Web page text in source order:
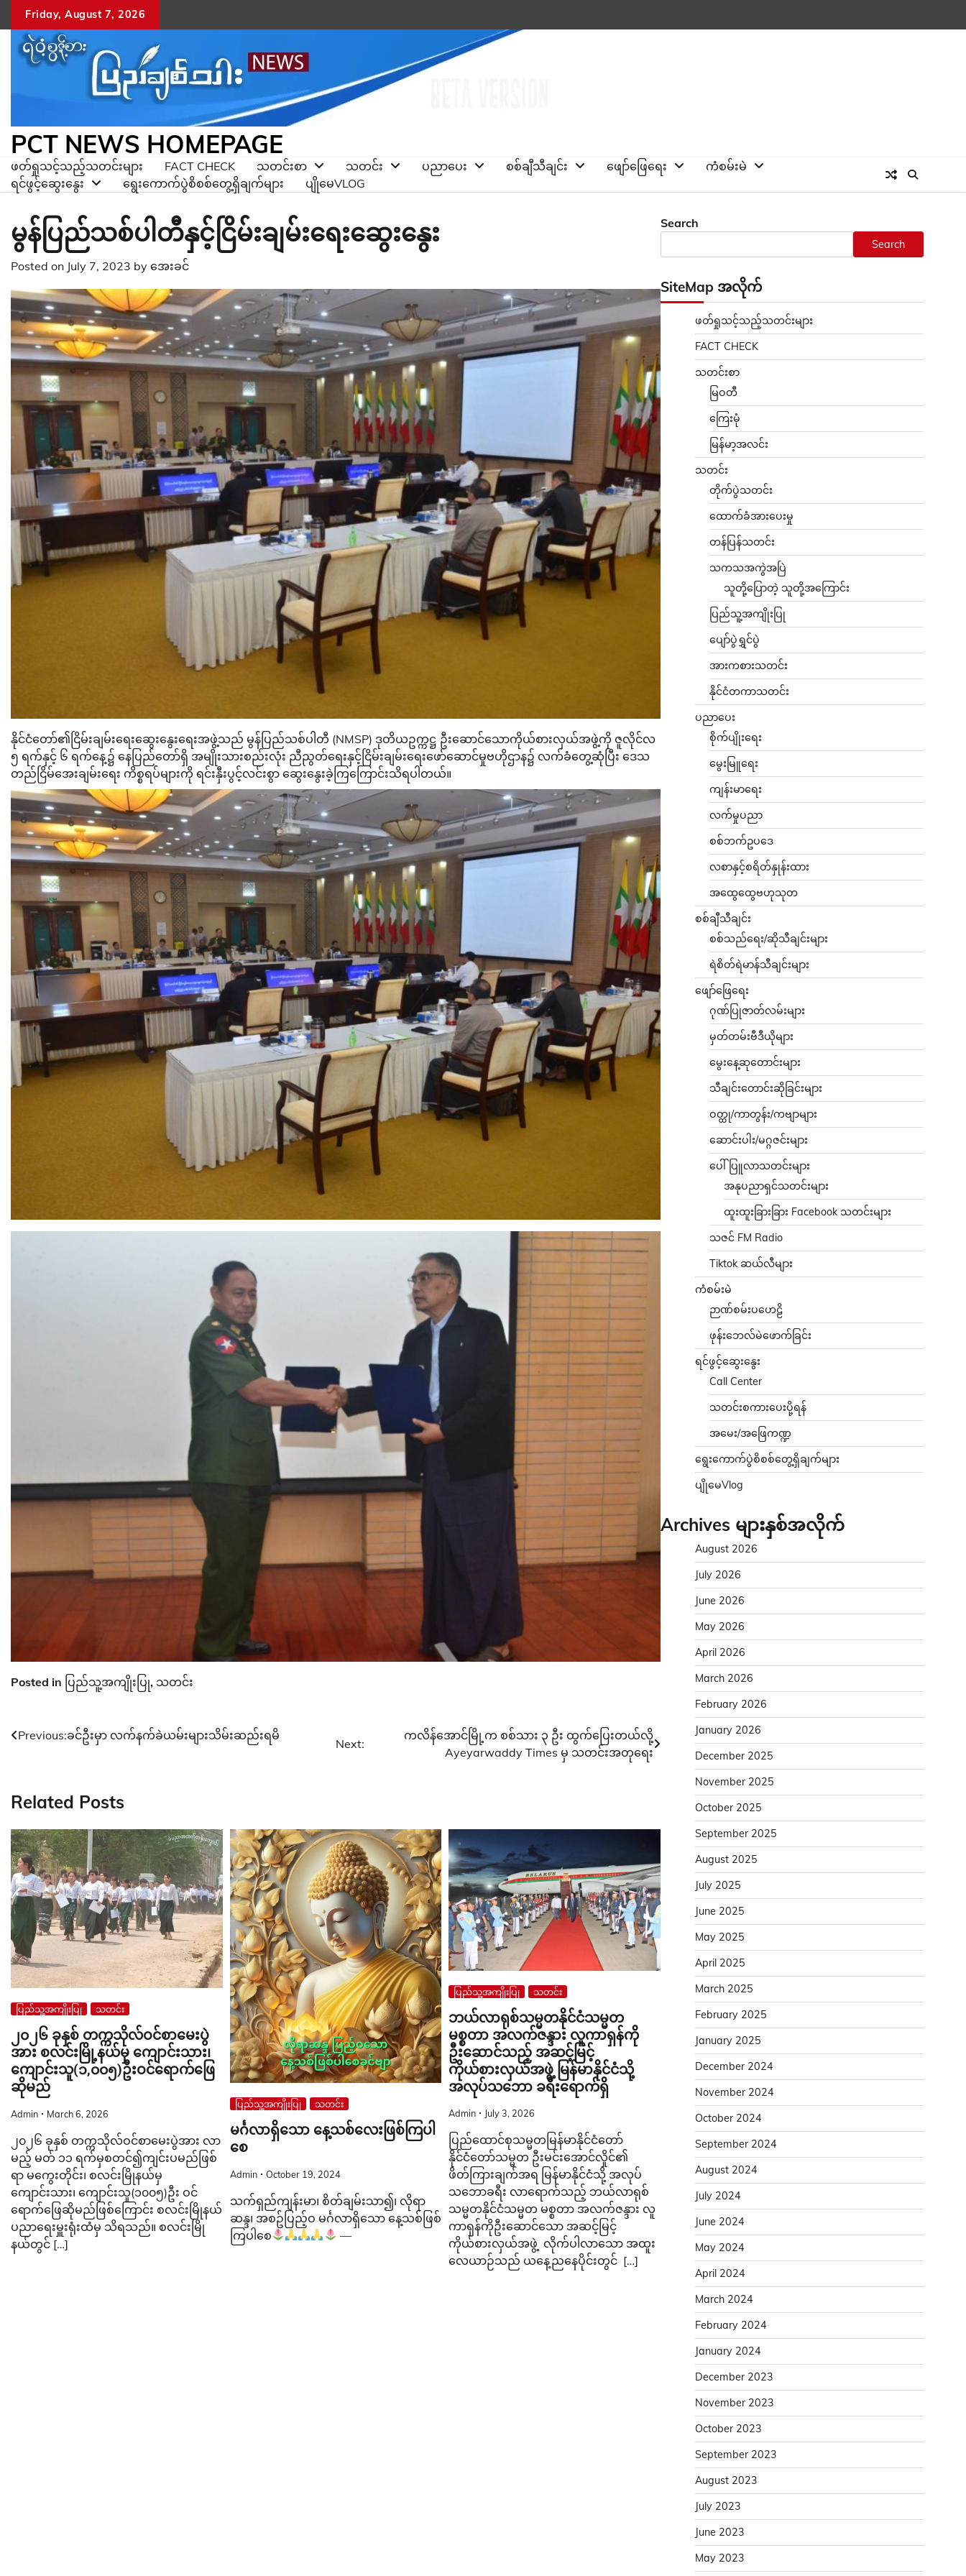
content
Friday, August 7, 2026
PCT NEWS HOMEPAGE
ဖတ်ရှုသင့်သည့်သတင်းများ FACT CHECK သတင်းစာ သတင်း ပညာပေး စစ်ချီသီချင်း ဖျော်ဖြေရေး
ကံစမ်းမဲ
ရင်ဖွင့်ဆွေးနွေး
ရွေးကောက်ပွဲစိစစ်တွေ့ရှိချက်များ ပျိုမေVLOG
မွန်ပြည်သစ်ပါတီနှင့်ငြိမ်းချမ်းရေးဆွေးနွေး
Posted on July 7, 2023 by အေးခင်
နိုင်ငံတော်၏ငြိမ်းချမ်းရေးဆွေးနွေးရေးအဖွဲ့သည် မွန်ပြည်သစ်ပါတီ (NMSP) ဒုတိယဥက္ကဋ္ဌ ဦးဆောင်သောကိုယ်စားလှယ်အဖွဲ့ကို ဇူလိုင်လ
၅ ရက်နှင့် ၆ ရက်နေ့၌ နေပြည်တော်ရှိ အမျိုးသားစည်းလုံး ညီညွတ်ရေးနှင့်ငြိမ်းချမ်းရေးဖော်ဆောင်မှုဗဟိုဌာန၌ လက်ခံတွေ့ဆုံပြီး ဒေသ
တည်ငြိမ်အေးချမ်းရေး ကိစ္စရပ်များကို ရင်းနှီးပွင့်လင်းစွာ ဆွေးနွေးခဲ့ကြကြောင်းသိရပါတယ်။
Posted in ပြည်သူ့အကျိုးပြု, သတင်း
Post
Previous:ခင်ဦးမှာ လက်နက်ခဲယမ်းများသိမ်းဆည်းရမိ
Next:
ကလိန်အောင်မြို့က စစ်သား ၃ ဦး ထွက်ပြေးတယ်လို့
Ayeyarwaddy Times မှ သတင်းအတုရေး
Related Posts
ပြည်သူ့အကျိုးပြု သတင်း
၂၀၂၆ ခုနှစ် တက္ကသိုလ်ဝင်စာမေးပွဲ
အား စလင်းမြို့နယ်မှ ကျောင်းသား၊
ကျောင်းသူ(၁,၀၀၅)ဦးဝင်ရောက်ဖြေ
ဆိုမည်
Admin March 6, 2026
၂၀၂၆ ခုနှစ် တက္ကသိုလ်ဝင်စာမေးပွဲအား လာ
မည့် မတ် ၁၁ ရက်မှစတင်၍ကျင်းပမည်ဖြစ်
ရာ မကွေးတိုင်း၊ စလင်းမြိုနယ်မှ
ကျောင်းသား၊ ကျောင်းသူ(၁၀၀၅)ဦး ဝင်
ရောက်ဖြေဆိုမည်ဖြစ်ကြောင်း စလင်းမြိုနယ်
ပညာရေးမှူးရုံးထံမှ သိရသည်။ စလင်းမြို
နယ်တွင် […]
ပြည်သူ့အကျိုးပြု သတင်း
မင်္ဂလာရှိသော နေ့သစ်လေးဖြစ်ကြပါ
စေ
Admin October 19, 2024
သက်ရှည်ကျန်းမာ၊ စိတ်ချမ်းသာ၍၊ လိုရာ
ဆန္ဒ၊ အစဥ်ပြည့်ဝ မင်္ဂလာရှိသော နေ့သစ်ဖြစ်
ကြပါစေ
—
ပြည်သူ့အကျိုးပြု သတင်း
ဘယ်လာရုစ်သမ္မတနိုင်ငံသမ္မတ
မစ္စတာ အလက်ဇန္ဒား လူကာရှန်ကို
ဦးဆောင်သည့် အဆင့်မြင့်
ကိုယ်စားလှယ်အဖွဲ့ မြန်မာနိုင်ငံသို့
အလုပ်သဘော ခရီးရောက်ရှိ
Admin July 3, 2026
ပြည်ထောင်စုသမ္မတမြန်မာနိုင်ငံတော်
နိုင်ငံတော်သမ္မတ ဦးမင်းအောင်လှိုင်၏
ဖိတ်ကြားချက်အရ မြန်မာနိုင်ငံသို့ အလုပ်
သဘောခရီး လာရောက်သည့် ဘယ်လာရုစ်
သမ္မတနိုင်ငံသမ္မတ မစ္စတာ အလက်ဇန္ဒား လူ
ကာရှန်ကိုဦးဆောင်သော အဆင့်မြင့်
ကိုယ်စားလှယ်အဖွဲ့ လိုက်ပါလာသော အထူး
လေယာဉ်သည် ယနေ့ညနေပိုင်းတွင် […]
Search
Search
SiteMap အလိုက်
ဖတ်ရှုသင့်သည့်သတင်းများ
FACT CHECK
သတင်းစာ
မြဝတီ
ကြေးမုံ
မြန်မာ့အလင်း
သတင်း
တိုက်ပွဲသတင်း
ထောက်ခံအားပေးမှု
တန်ပြန်သတင်း
သကသအကွဲအပြဲ
သူတို့ပြောတဲ့ သူတို့အကြောင်း
ပြည်သူ့အကျိုးပြု
ပျော်ပွဲရွှင်ပွဲ
အားကစားသတင်း
နိုင်ငံတကာသတင်း
ပညာပေး
စိုက်ပျိုးရေး
မွေးမြူရေး
ကျန်းမာရေး
လက်မှုပညာ
စစ်ဘက်ဥပဒေ
လစာနှင့်စရိတ်နှုန်းထား
အထွေထွေဗဟုသုတ
စစ်ချီသီချင်း
စစ်သည်ရေး/ဆိုသီချင်းများ
ရဲစိတ်ရဲမာန်သီချင်းများ
ဖျော်ဖြေရေး
ဂုဏ်ပြုဇာတ်လမ်းများ
မှတ်တမ်းဗီဒီယိုများ
မွေးနေ့ဆုတောင်းများ
သီချင်းတောင်းဆိုခြင်းများ
ဝတ္ထု/ကာတွန်း/ကဗျာများ
ဆောင်းပါး/မဂ္ဂဇင်းများ
ပေါ်ပြူလာသတင်းများ
အနုပညာရှင်သတင်းများ
ထူးထူးခြားခြား Facebook သတင်းများ
သဇင် FM Radio
Tiktok ဆယ်လီများ
ကံစမ်းမဲ
ဉာဏ်စမ်းပဟေဠိ
ဖုန်းဘေလ်မဲဖောက်ခြင်း
ရင်ဖွင့်ဆွေးနွေး
Call Center
သတင်းစကားပေးပို့ရန်
အမေး/အဖြေကဏ္ဍ
ရွေးကောက်ပွဲစိစစ်တွေ့ရှိချက်များ
ပျိုမေVlog
Archives များနှစ်အလိုက်
August 2026
July 2026
June 2026
May 2026
April 2026
March 2026
February 2026
January 2026
December 2025
November 2025
October 2025
September 2025
August 2025
July 2025
June 2025
May 2025
April 2025
March 2025
February 2025
January 2025
December 2024
November 2024
October 2024
September 2024
August 2024
July 2024
June 2024
May 2024
April 2024
March 2024
February 2024
January 2024
December 2023
November 2023
October 2023
September 2023
August 2023
July 2023
June 2023
May 2023